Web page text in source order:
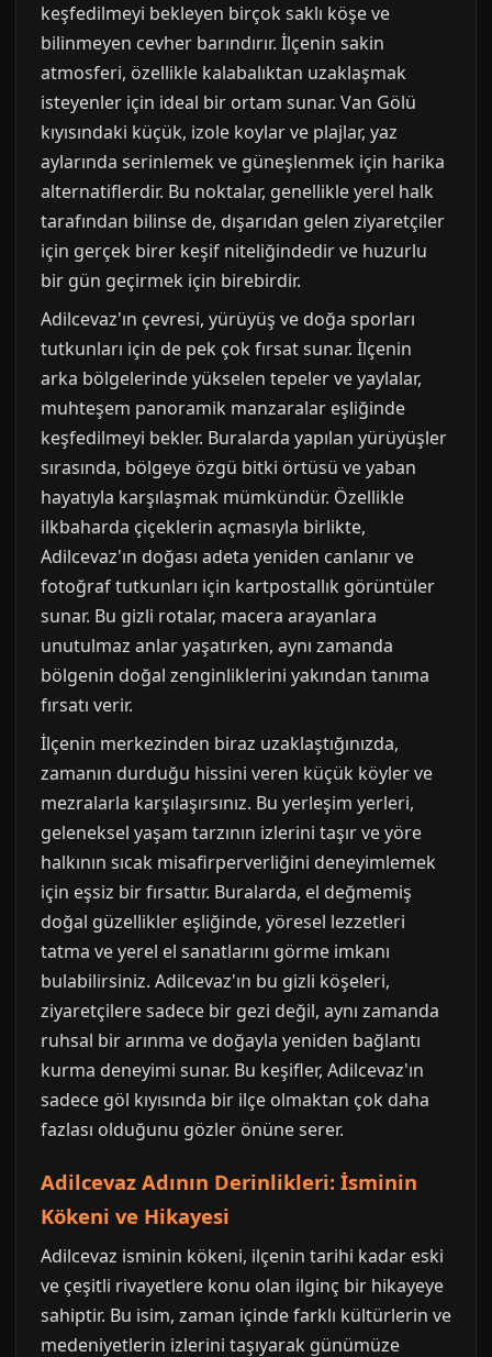
keşfedilmeyi bekleyen birçok saklı köşe ve
bilinmeyen cevher barındırır. İlçenin sakin
atmosferi, özellikle kalabalıktan uzaklaşmak
isteyenler için ideal bir ortam sunar. Van Gölü
kıyısındaki küçük, izole koylar ve plajlar, yaz
aylarında serinlemek ve güneşlenmek için harika
alternatiflerdir. Bu noktalar, genellikle yerel halk
tarafından bilinse de, dışarıdan gelen ziyaretçiler
için gerçek birer keşif niteliğindedir ve huzurlu
bir gün geçirmek için birebirdir.
Adilcevaz'ın çevresi, yürüyüş ve doğa sporları
tutkunları için de pek çok fırsat sunar. İlçenin
arka bölgelerinde yükselen tepeler ve yaylalar,
muhteşem panoramik manzaralar eşliğinde
keşfedilmeyi bekler. Buralarda yapılan yürüyüşler
sırasında, bölgeye özgü bitki örtüsü ve yaban
hayatıyla karşılaşmak mümkündür. Özellikle
ilkbaharda çiçeklerin açmasıyla birlikte,
Adilcevaz'ın doğası adeta yeniden canlanır ve
fotoğraf tutkunları için kartpostallık görüntüler
sunar. Bu gizli rotalar, macera arayanlara
unutulmaz anlar yaşatırken, aynı zamanda
bölgenin doğal zenginliklerini yakından tanıma
fırsatı verir.
İlçenin merkezinden biraz uzaklaştığınızda,
zamanın durduğu hissini veren küçük köyler ve
mezralarla karşılaşırsınız. Bu yerleşim yerleri,
geleneksel yaşam tarzının izlerini taşır ve yöre
halkının sıcak misafirperverliğini deneyimlemek
için eşsiz bir fırsattır. Buralarda, el değmemiş
doğal güzellikler eşliğinde, yöresel lezzetleri
tatma ve yerel el sanatlarını görme imkanı
bulabilirsiniz. Adilcevaz'ın bu gizli köşeleri,
ziyaretçilere sadece bir gezi değil, aynı zamanda
ruhsal bir arınma ve doğayla yeniden bağlantı
kurma deneyimi sunar. Bu keşifler, Adilcevaz'ın
sadece göl kıyısında bir ilçe olmaktan çok daha
fazlası olduğunu gözler önüne serer.
Adilcevaz Adının Derinlikleri: İsminin
Kökeni ve Hikayesi
Adilcevaz isminin kökeni, ilçenin tarihi kadar eski
ve çeşitli rivayetlere konu olan ilginç bir hikayeye
sahiptir. Bu isim, zaman içinde farklı kültürlerin ve
medeniyetlerin izlerini taşıyarak günümüze